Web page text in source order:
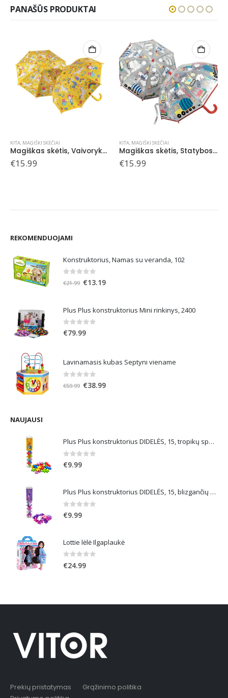
PANAŠŪS PRODUKTAI
KITA, MAGIŠKI SKĖČIAI
Magiškas skėtis, Vaivorykštės fėja
€15.99
KITA, MAGIŠKI SKĖČIAI
Magiškas skėtis, Statybos, skaidrus
€15.99
REKOMENDUOJAMI
Konstruktorius, Namas su veranda, 102
out of 5
€21.99 Original
€21.99.
€13.19Current
€13.19.
Plus Plus konstruktorius Mini rinkinys, 2400
0out of 5
€79.99
Lavinamasis kubas Septyni viename
out of 5
€59.99 Original
€38.99Current
NAUJAUSI
Plus Plus konstruktorius DIDELĖS, 15, tropikų spalvos
0out of 5
€9.99
Plus Plus konstruktorius DIDELĖS, 15, blizgančių spalvų
0 out of 5
€9.99
Lottie lėlė Ilgaplaukė
0 out of 5
€24.99
Prekių pristatymas
Grąžinimo politika